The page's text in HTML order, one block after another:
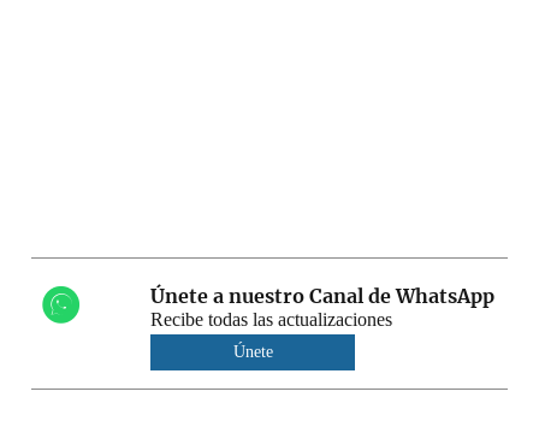
Únete a nuestro Canal de WhatsApp
Recibe todas las actualizaciones
Únete